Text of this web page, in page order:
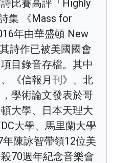
比賽高評「Highly
集 《Mass for
年由華盛頓 New
詩作已被美國國會
目錄音存檔。其中
《信報月刊》、北
學術論文發表於哥
大學、日本天理大
大學、馬里蘭大學
陳詠智帶領12位美
70週年紀念音樂會